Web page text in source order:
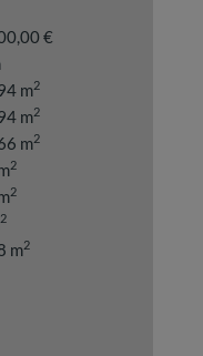
€
m2
m2
m2
2
2
2
m2